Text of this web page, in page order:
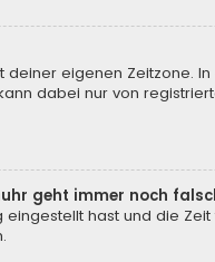
eigenen Zeitzone.
dabei nur von
geht immer noch
hast und die